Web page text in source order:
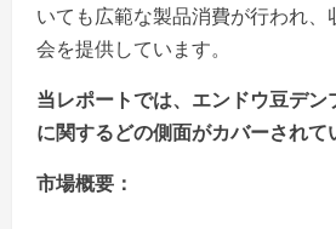
いても広範な製品消費が行われ
会を提供しています。
当レポートでは、エンドウ豆デ
に関するどの側面がカバーされて
市場概要：